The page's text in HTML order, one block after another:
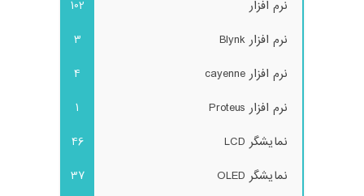
نرم افزار
102
نرم افزار Blynk
3
نرم افزار cayenne
4
نرم افزار Proteus
1
نمایشگر LCD
46
نمایشگر OLED
37